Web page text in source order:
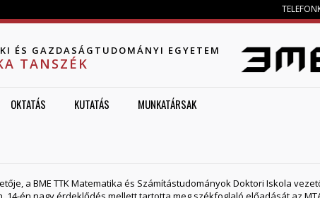
ÉS GAZDASÁGTUDOMÁNYI EGYETEM
TANSZÉK
OKTATÁS KUTATÁS MUNKATÁRSAK
a BME TTK Matematika és Számítástudományok Doktori Iskola